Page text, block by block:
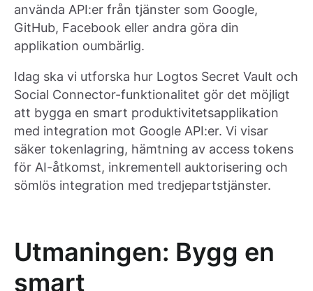
använda API:er från tjänster som Google,
GitHub, Facebook eller andra göra din
applikation oumbärlig.
Idag ska vi utforska hur Logtos Secret Vault och
Social Connector-funktionalitet gör det möjligt
att bygga en smart produktivitetsapplikation
med integration mot Google API:er. Vi visar
säker tokenlagring, hämtning av access tokens
för AI-åtkomst, inkrementell auktorisering och
sömlös integration med tredjepartstjänster.
Utmaningen: Bygg en
smart